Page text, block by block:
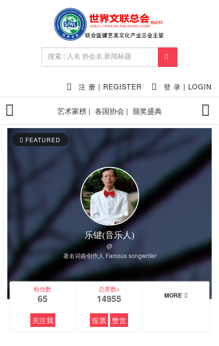
注 册 | REGISTER 登 录 | LOGIN
艺术家榜 | 各国协会 | 颁奖盛典
FEATURED
乐键(音乐人)
@
著名词曲创作人 Famous songwriter
粉丝数
65
关注我
总票数+
14955
投票 赞赏
MORE